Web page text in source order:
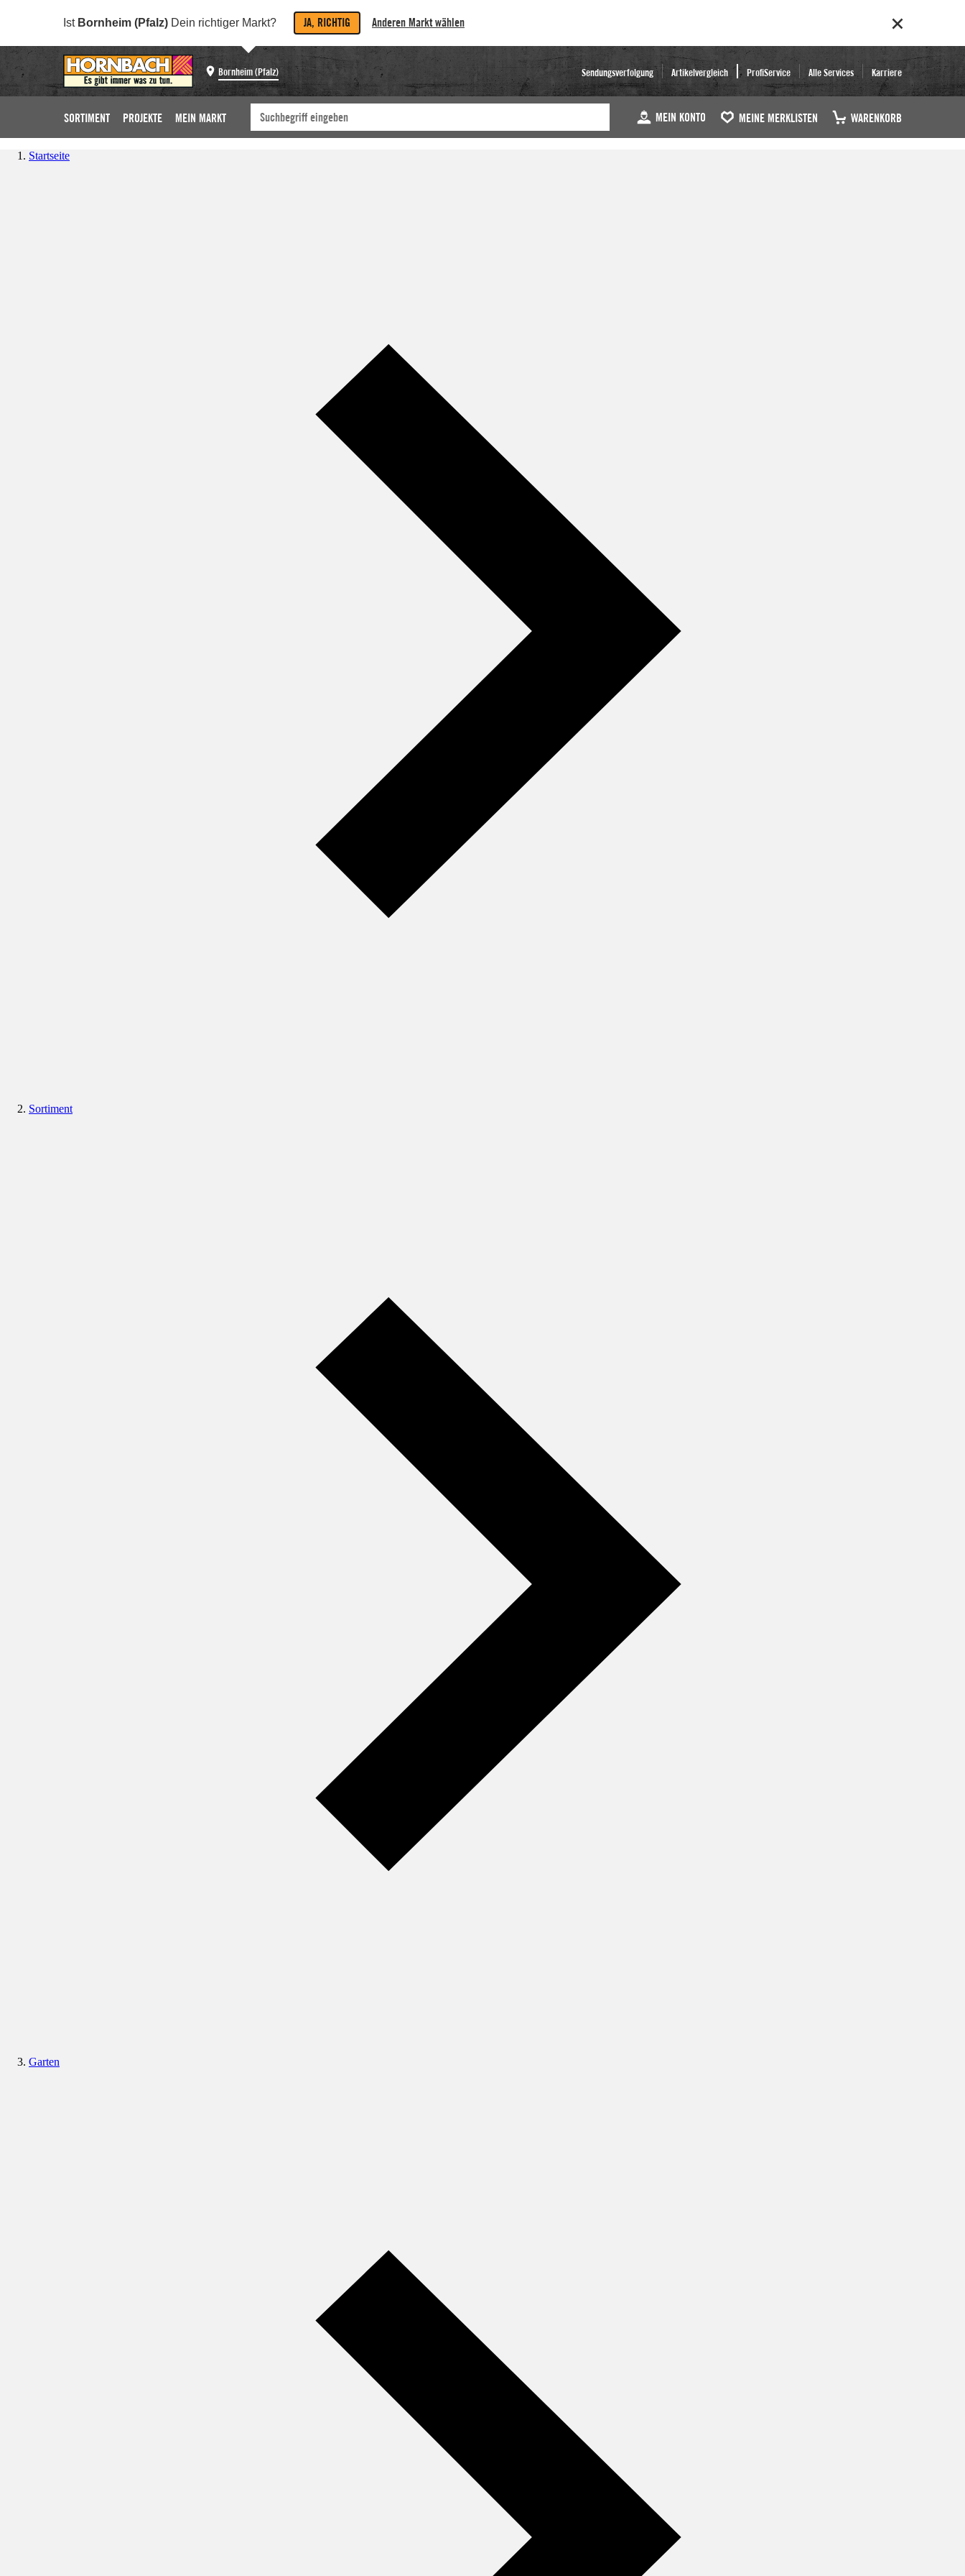
Ist Bornheim (Pfalz) Dein richtiger Markt? JA, RICHTIG Anderen Markt wählen
Bornheim (Pfalz) Sendungsverfolgung Artikelvergleich ProfiService Alle Services Karriere
SORTIMENT PROJEKTE MEIN MARKT MEIN KONTO MEINE MERKLISTEN WARENKORB
Startseite
Sortiment
Garten